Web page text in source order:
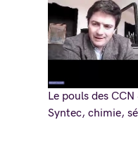
Le pouls des
Syntec, chimie,